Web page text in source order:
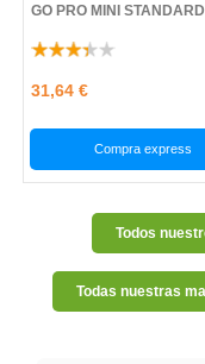
GO PRO MINI STANDARD
31,64 €
Compra express
Todos
Todas nuestras